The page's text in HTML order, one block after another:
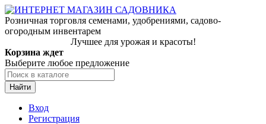
Розничная торговля семенами, удобрениями, садово-
огородным инвентарем
Лучшее для урожая и красоты!
Корзина ждет
Выберите любое предложение
Найти
Вход
Регистрация